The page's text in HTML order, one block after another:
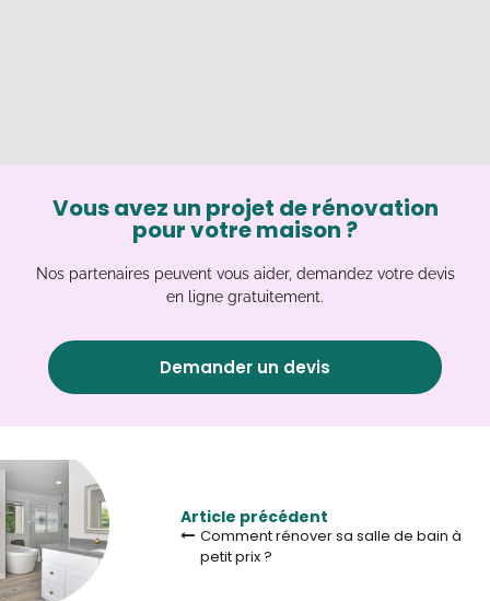
Vous avez un projet de rénovation
pour votre maison ?
Nos partenaires peuvent vous aider, demandez votre devis
en ligne gratuitement.
Demander un devis
Article précédent
Comment rénover sa salle de bain à
petit prix ?